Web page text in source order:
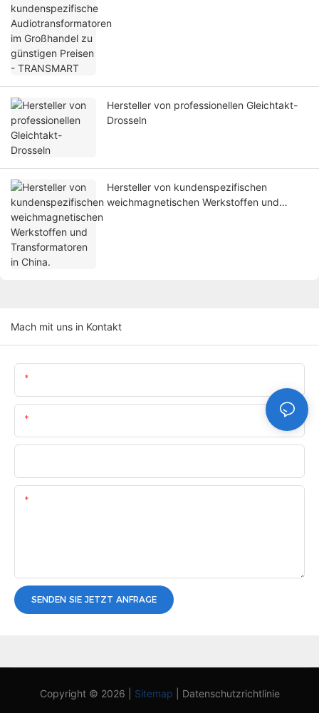
Hersteller von professionellen Gleichtakt-
Drosseln
Hersteller von kundenspezifischen
weichmagnetischen Werkstoffen und
Mach mit uns in Kontakt
SENDEN SIE JETZT ANFRAGE
Copyright © 2026 | Sitemap Datenschutzrichtlinie